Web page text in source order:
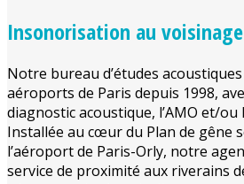
Insonorisation au
Notre bureau d’études
aéroports de Paris depuis 1998,
diagnostic acoustique, l’AMO et/
Installée au cœur du Plan de gêne
l’aéroport de Paris-Orly, notre
service de proximité aux riverains